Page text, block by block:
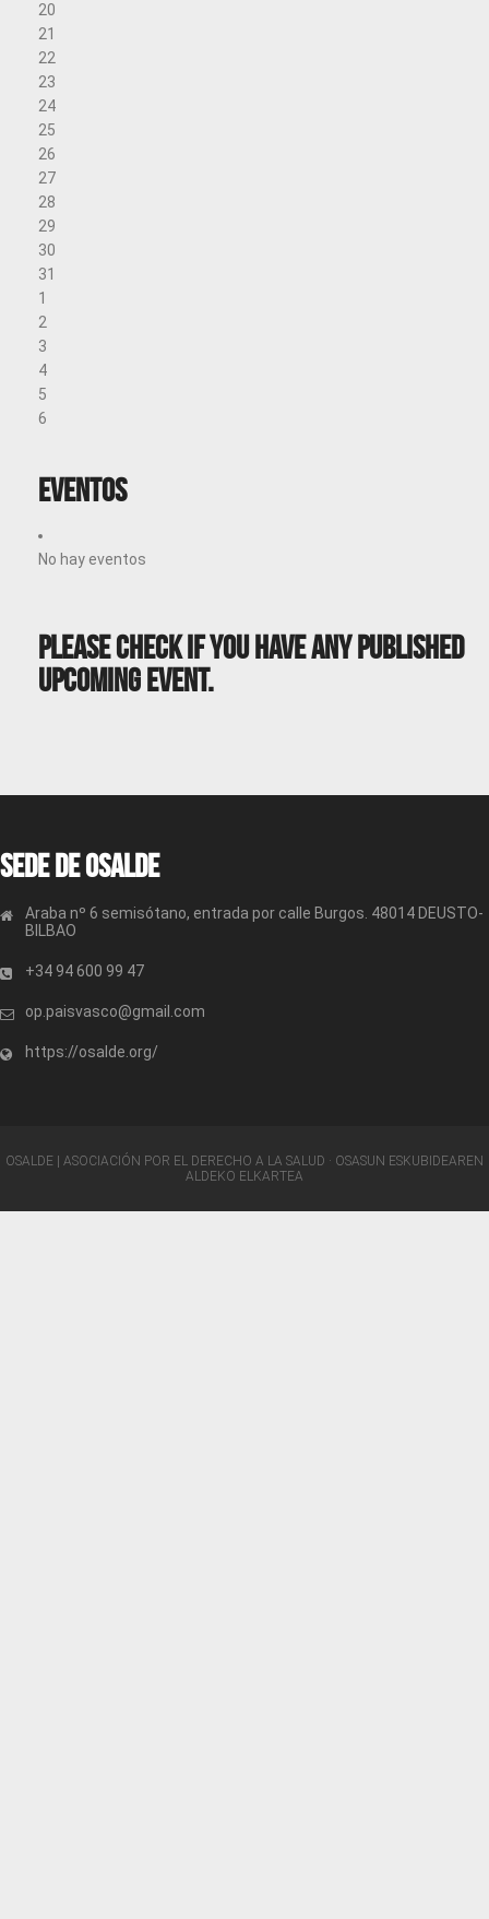
20
21
22
23
24
25
26
27
28
29
30
31
1
2
3
4
5
6
Eventos
No hay eventos
Please Check If You Have Any Published
Upcoming Event.
Sede de OSALDE
Araba nº 6 semisótano, entrada por calle Burgos. 48014 DEUSTO-
BILBAO
+34 94 600 99 47
op.paisvasco@gmail.com
https://osalde.org/
OSALDE | ASOCIACIÓN POR EL DERECHO A LA SALUD · OSASUN ESKUBIDEAREN
ALDEKO ELKARTEA